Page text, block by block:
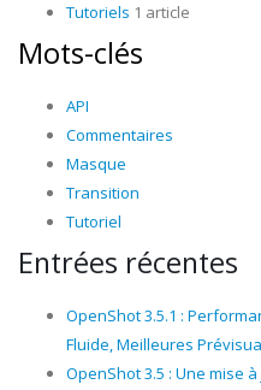
Tutoriels 1 article
Mots-clés
API
Commentaires
Masque
Transition
Tutoriel
Entrées récentes
OpenShot 3.5.1 :
Fluide, Meilleures
OpenShot 3.5 : Une mise